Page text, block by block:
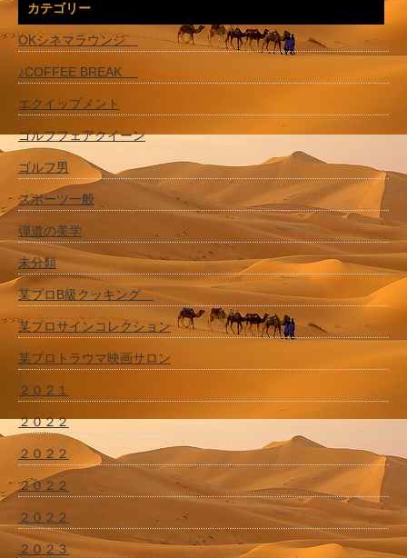
カテゴリー
OKシネマラウンジ
♪COFFEE BREAK
エクイップメント
ゴルフフェアクイーン
ゴルフ男
スポーツ一般
弾道の美学
未分類
某プロB級クッキング
某プロサインコレクション
某プロトラウマ映画サロン
２０２１
２０２２
２０２２
２０２２
２０２２
２０２３